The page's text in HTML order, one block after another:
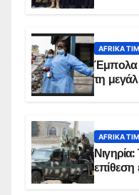
AFRIKA
Έμπολα
τη
AFRIKA